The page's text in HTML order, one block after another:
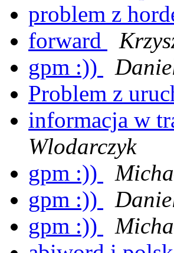
problem z
forward
gpm :))
Problem z
informacja w
Wlodarczyk
gpm :))
gpm :))
gpm :))